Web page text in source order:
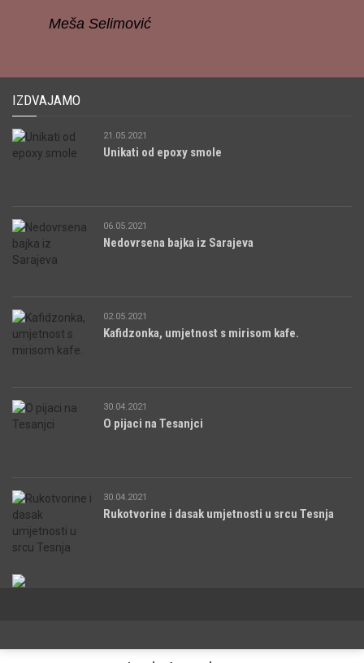
Meša Selimović
IZDVAJAMO
21.05.2021
Unikati od epoxy smole
06.05.2021
Nedovrsena bajka iz Sarajeva
02.05.2021
Kafidzonka, umjetnost s mirisom kafe.
30.04.2021
O pijaci na Tesanjci
30.04.2021
Rukotvorine i dasak umjetnosti u srcu Tesnja